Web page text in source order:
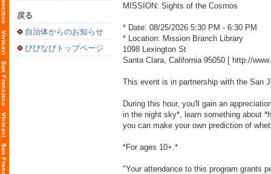
戻る
自治体からのお知らせ
びびなびトップページ
MISSION: Sights of the Cosmos
* Date: 08/25/2026 5:30 PM - 6:30 PM
* Location: Mission Branch Library
1098 Lexington St
Santa Clara, California 95050 [ http://
This event is in partnership with the San
During this hour, you'll gain an
in the night sky*, learn something about
you can make your own prediction of
*For ages 10+.*
"Your attendance to this program grants